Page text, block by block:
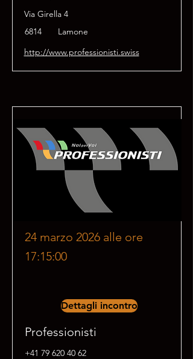
Via Girella 4
6814
Lamone
http://www.professionisti.swiss
24 marzo 2026 alle ore
17:15:00
Dettagli incontro
Professionisti
+41 79 620 40 62